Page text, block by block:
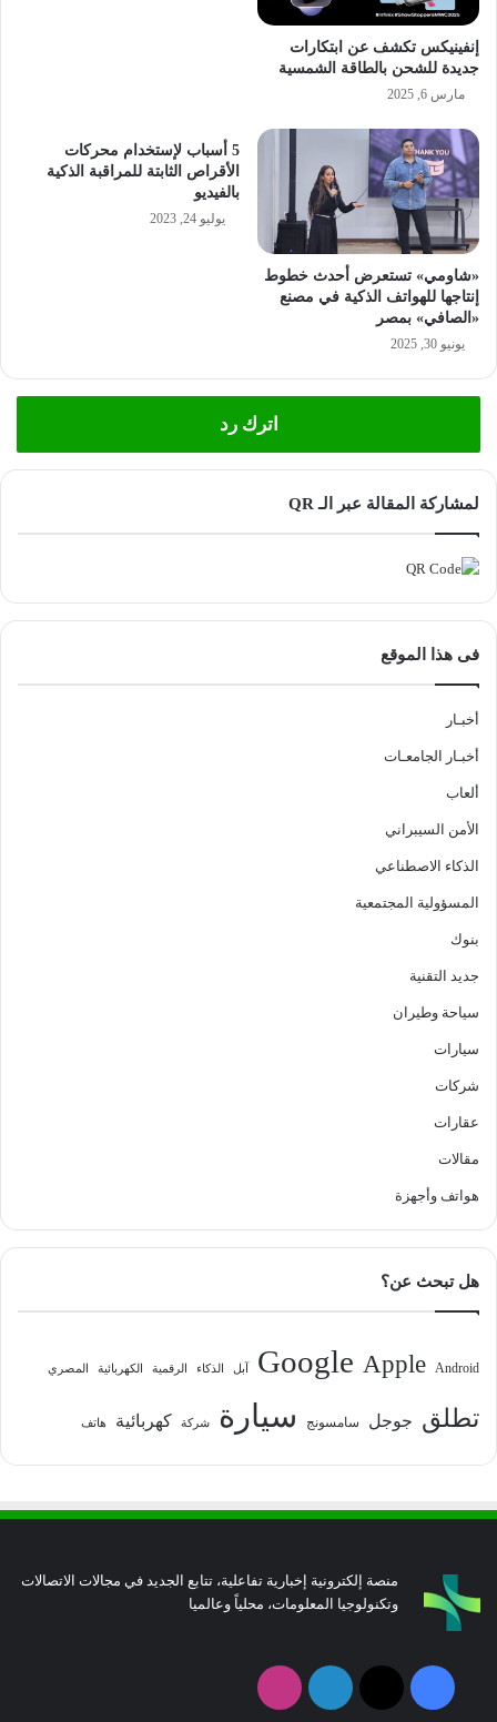
إنفينيكس تكشف عن ابتكارات
جديدة للشحن بالطاقة الشمسية
مارس 6, 2025
«شاومي» تستعرض أحدث خطوط
إنتاجها للهواتف الذكية في مصنع
«الصافي» بمصر
يونيو 30, 2025
5 أسباب لإستخدام محركات
الأقراص الثابتة للمراقبة الذكية
بالفيديو
يوليو 24, 2023
اترك رد
لمشاركة المقالة عبر الـ QR
فى هذا الموقع
أخبـار
أخبـار الجامعـات
ألعاب
الأمن السيبراني
الذكاء الاصطناعي
المسؤولية المجتمعية
بنوك
جديد التقنية
سياحة وطيران
سيارات
شركات
عقارات
مقالات
هواتف وأجهزة
هل تبحث عن؟
Android
Apple
Google آبل الذكاء الرقمية الكهربائية المصري
تطلق جوجل سامسونج سيارة شركة كهربائية هاتف
منصة إلكترونية إخبارية تفاعلية، تتابع الجديد في مجالات الاتصالات
وتكنولوجيا المعلومات، محلياً وعالميا
فيسبوك
‫X لينكدإن انستقرام